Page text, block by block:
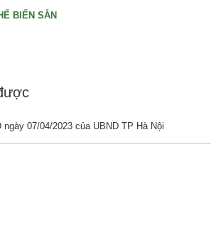
BIẾN SẴN
07/04/2023 của UBND TP Hà Nội